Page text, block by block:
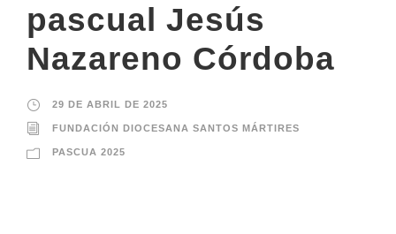
pascual Jesús
Nazareno Córdoba
29 DE ABRIL DE 2025
FUNDACIÓN DIOCESANA SANTOS MÁRTIRES
PASCUA 2025